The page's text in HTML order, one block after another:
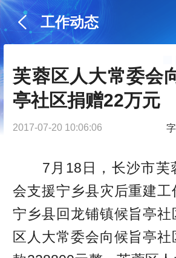
工作动态
芙蓉区人大常委会
亭社区捐赠22万元
2017-07-20 10:06:06
7月18日，长沙市芙
会支援宁乡县灾后重建工
宁乡县回龙铺镇候旨亭社
区人大常委会向候旨亭